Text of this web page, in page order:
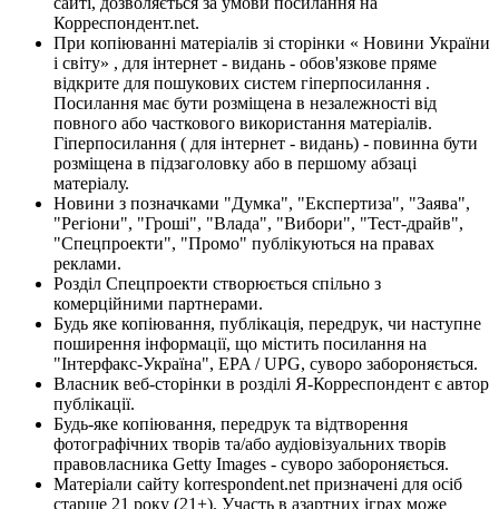
Корреспондент.net.
При копіюванні матеріалів зі сторінки « Новини України
і світу» , для інтернет - видань - обов'язкове пряме
відкрите для пошукових систем гіперпосилання .
Посилання має бути розміщена в незалежності від
повного або часткового використання матеріалів.
Гіперпосилання ( для інтернет - видань) - повинна бути
розміщена в підзаголовку або в першому абзаці
матеріалу.
Новини з позначками "Думка", "Експертиза", "Заява",
"Регіони", "Гроші", "Влада", "Вибори", "Тест-драйв",
"Спецпроекти", "Промо" публікуються на правах
реклами.
Розділ Спецпроекти створюється спільно з
комерційними партнерами.
Будь яке копіювання, публікація, передрук, чи наступне
поширення інформації, що містить посилання на
"Інтерфакс-Україна", EPA / UPG, суворо забороняється.
Власник веб-сторінки в розділі Я-Корреспондент є автор
публікації.
Будь-яке копіювання, передрук та відтворення
фотографічних творів та/або аудіовізуальних творів
правовласника Getty Images - суворо забороняється.
Матеріали сайту korrespondent.net призначені для осіб
старше 21 року (21+). Участь в азартних іграх може